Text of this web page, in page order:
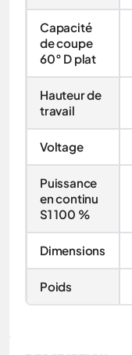
Capacité
de coupe
60° D plat
Hauteur de
travail
Voltage
Puissance
en continu
S1 100 %
Dimensions
Poids